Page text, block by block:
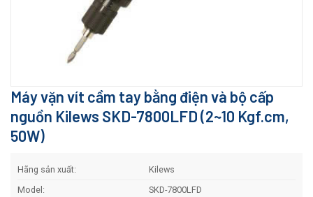
Máy vặn vít cầm tay bằng điện và bộ cấp
nguồn Kilews SKD-7800LFD (2~10 Kgf.cm,
50W)
Hãng sản xuất:
Kilews
Model:
SKD-7800LFD